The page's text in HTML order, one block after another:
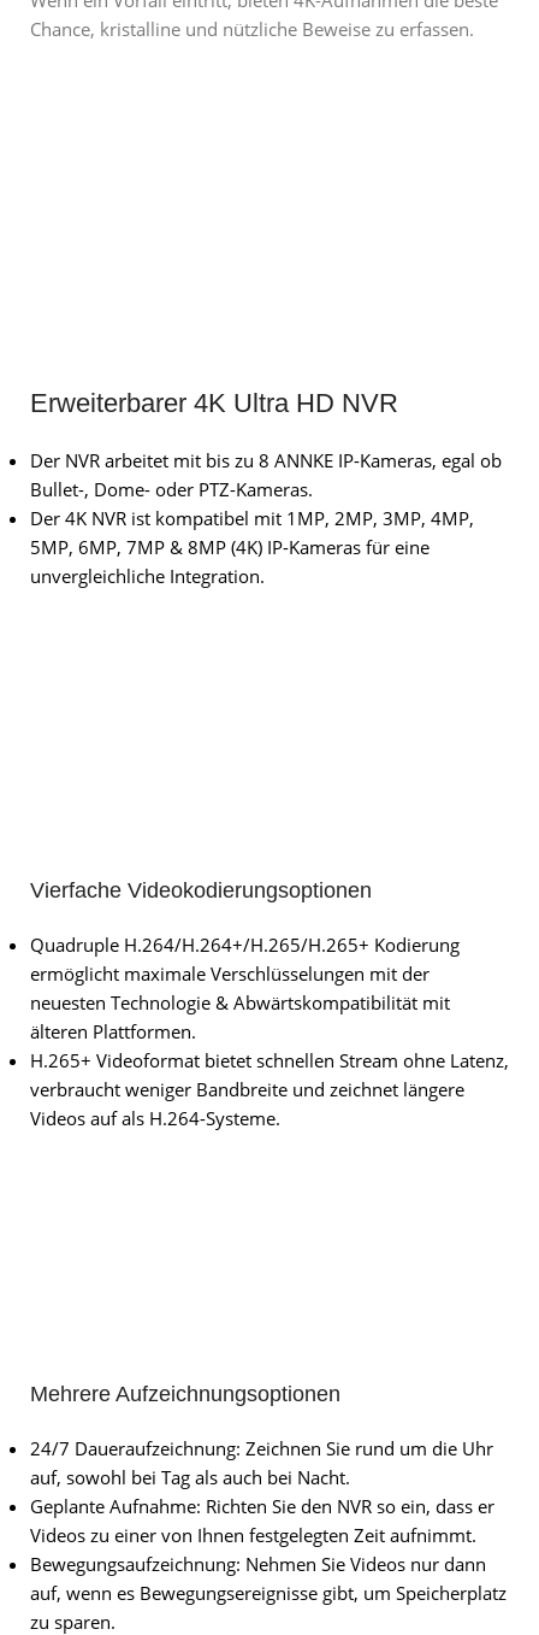
Chance, kristalline und nützliche Beweise zu erfassen.
Erweiterbarer 4K Ultra HD NVR
Der NVR arbeitet mit bis zu 8 ANNKE IP-Kameras, egal ob
Bullet-, Dome- oder PTZ-Kameras.
Der 4K NVR ist kompatibel mit 1MP, 2MP, 3MP, 4MP,
5MP, 6MP, 7MP & 8MP (4K) IP-Kameras für eine
unvergleichliche Integration.
Vierfache Videokodierungsoptionen
Quadruple H.264/H.264+/H.265/H.265+ Kodierung
ermöglicht maximale Verschlüsselungen mit der
neuesten Technologie & Abwärtskompatibilität mit
älteren Plattformen.
H.265+ Videoformat bietet schnellen Stream ohne Latenz,
verbraucht weniger Bandbreite und zeichnet längere
Videos auf als H.264-Systeme.
Mehrere Aufzeichnungsoptionen
24/7 Daueraufzeichnung: Zeichnen Sie rund um die Uhr
auf, sowohl bei Tag als auch bei Nacht.
Geplante Aufnahme: Richten Sie den NVR so ein, dass er
Videos zu einer von Ihnen festgelegten Zeit aufnimmt.
Bewegungsaufzeichnung: Nehmen Sie Videos nur dann
auf, wenn es Bewegungsereignisse gibt, um Speicherplatz
zu sparen.